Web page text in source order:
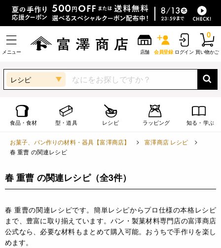
メニュー 店舗 会員登録 ログイン 買い物かご
0
レシピ
食品・食材 型・道具 レシピ ラッピング 知る・学ぶ
お菓子、パン作りの材料・器具【富澤商店】
富澤商店 レシピ
春 重曹 の関連レシピ
春 重曹 の関連レシピ（全3件）
春 重曹の関連レシピです。簡単レシピからプロ仕様の本格レシピ
まで、豊富に取り揃えています。パン・製菓材料専門店の富澤商店
公式なら、必要な材料もまとめて購入可能。おうちで手作りを楽し
めます。